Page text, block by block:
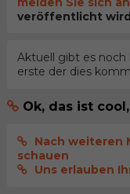
veröffentlicht wird
Aktuell gibt es noch
erste der dies
Ok, das ist
Nach weiteren
schauen
Uns erlauben